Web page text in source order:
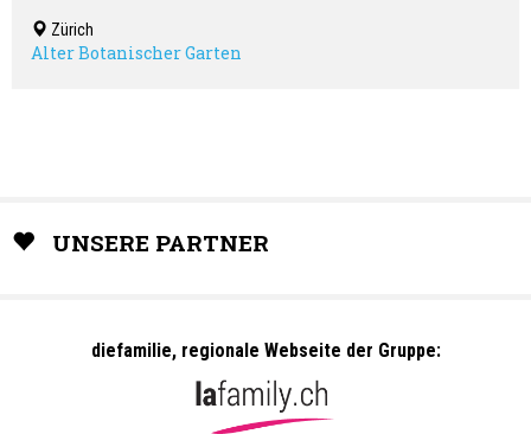
Zürich
Alter Botanischer Garten
UNSERE PARTNER
diefamilie, regionale Webseite der Gruppe: